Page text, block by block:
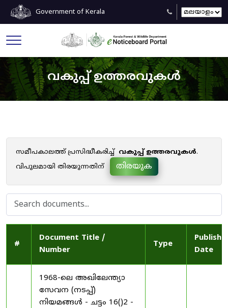
Government of Kerala
വകുപ്പ് ഉത്തരവുകൾ
സമീപകാലത്ത് പ്രസിദ്ധീകരിച്ച് വകുപ്പ് ഉത്തരവുകൾ.
വിപുലമായി തിരയുന്നതിന്
തിരയുക
#
Document Title /
Number
Type
Date
1968-ലെ അഖിലേന്ത്യാ
സേവന (നടപ്പ്)
നിയമങ്ങൾ - ചട്ടം 16()2 -